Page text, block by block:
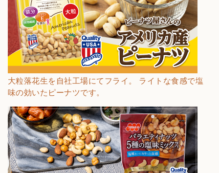
大粒落花生を自社工場にてフライ。 ライトな食感で塩
味の効いたピーナツです。